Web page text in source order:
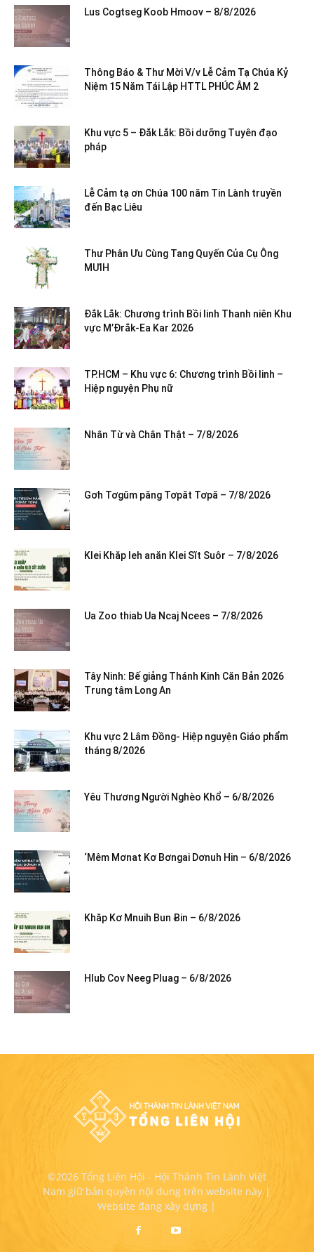
Lus Cogtseg Koob Hmoov – 8/8/2026
Thông Báo & Thư Mời V/v Lễ Cảm Tạ Chúa Kỷ
Niệm 15 Năm Tái Lập HTTL PHÚC ÂM 2
Khu vực 5 – Đắk Lắk: Bồi dưỡng Tuyên đạo
pháp
Lễ Cảm tạ ơn Chúa 100 năm Tin Lành truyền
đến Bạc Liêu
Thư Phân Ưu Cùng Tang Quyến Của Cụ Ông
MƯIH
Đắk Lắk: Chương trình Bồi linh Thanh niên Khu
vực M’Đrắk-Ea Kar 2026
TP.HCM – Khu vực 6: Chương trình Bồi linh –
Hiệp nguyện Phụ nữ
Nhân Từ và Chân Thật – 7/8/2026
Gơh Tơgŭm păng Tơpăt Tơpă – 7/8/2026
Klei Khăp leh anăn Klei Sĭt Suôr – 7/8/2026
Ua Zoo thiab Ua Ncaj Ncees – 7/8/2026
Tây Ninh: Bế giảng Thánh Kinh Căn Bản 2026
Trung tâm Long An
Khu vực 2 Lâm Đồng- Hiệp nguyện Giáo phẩm
tháng 8/2026
Yêu Thương Người Nghèo Khổ – 6/8/2026
‘Mêm Mơnat Kơ Bơngai Dơnuh Hin – 6/8/2026
Khăp Kơ Mnuih Bun Ƀin – 6/8/2026
Hlub Cov Neeg Pluag – 6/8/2026
©2026 Tổng Liên Hội - Hội Thánh Tin Lành Việt
Nam giữ bản quyền nội dung trên website này |
Website đang xây dựng |